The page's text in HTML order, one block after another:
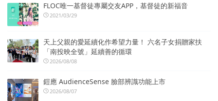
FLOC唯一基督徒專屬交友APP，基督徒的新福音
2021/03/29
天上父親的愛延續化作希望力量！ 六名子女捐贈家扶
「南投映全號」延續善的循環
2026/08/08
鎧應 AudienceSense 臉部辨識功能上市
2026/08/07